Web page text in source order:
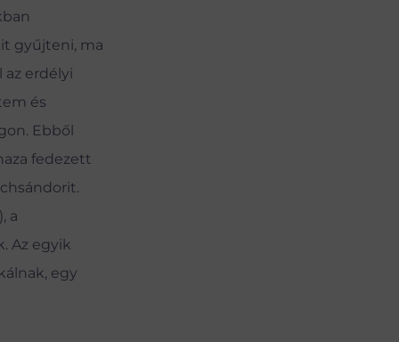
gyűjteni, ma
az erdélyi
és
Ebből
fedezett
a
Az egyik
egy